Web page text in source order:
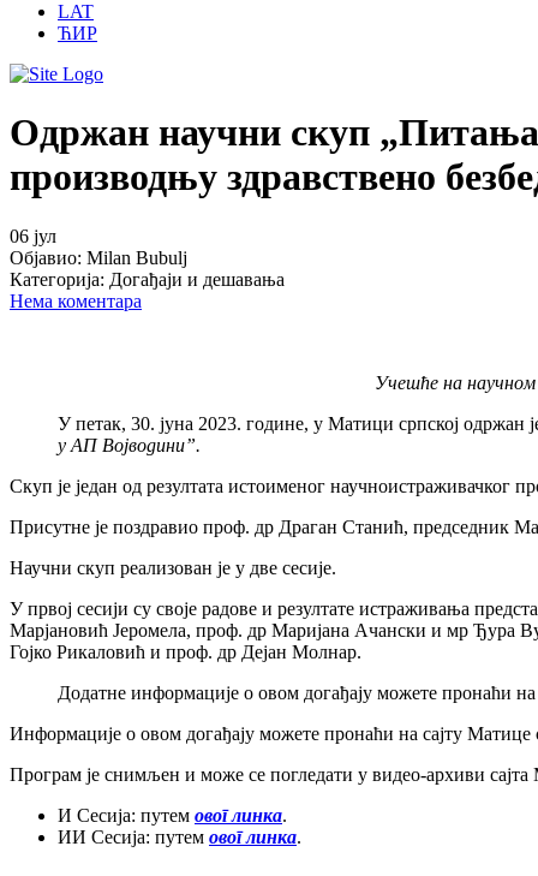
LAT
ЋИР
Одржан научни скуп „Питања
производњу здравствено
06 јул
Објавио: Milan Bubulj
Категорија: Догађаји и дешавања
Нема коментара
Учешће на
У петак, 30. јуна 2023. године, у Матици српској одржан
у АП Војводини”.
Скуп је један од резултата истоименог научноистраживачког
Присутне је поздравио проф. др Драган Станић, председник
Научни скуп реализован је у две сесије.
У првој сесији су своје радове и резултате истраживања
Марјановић Јеромела, проф. др Маријана Ачански и мр Ђура
Гојко Рикаловић и проф. др Дејан Молнар.
Додатне информације о овом догађају можете пронаћи
Информације о овом догађају можете пронаћи на сајту Матице
Програм је снимљен и може се погледати у видео-архиви
И Сесија: путем овог линка.
ИИ Сесија: путем овог линка.